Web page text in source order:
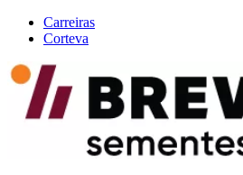
Carreiras
Corteva